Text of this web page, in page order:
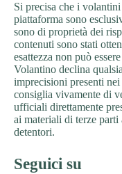
Si precisa che i
piattaforma sono
sono di proprietà dei
contenuti sono stati
esattezza non può
Volantino declina
imprecisioni presenti
consiglia vivamente di
ufficiali direttamente
ai materiali di terze
detentori.
Seguici su